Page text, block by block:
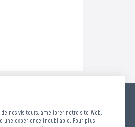
interdit |
interdit |
nos visiteurs, améliorer notre site Web,
une expérience inoubliable. Pour plus